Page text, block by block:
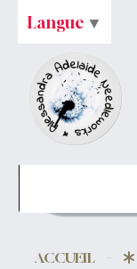
ACCUEIL
Langue ▼